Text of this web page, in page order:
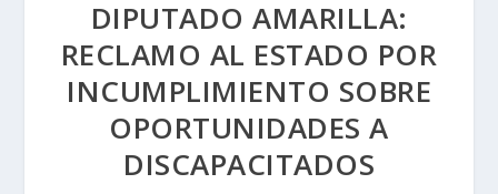
DIPUTADO AMARILLA:
RECLAMO AL ESTADO POR
INCUMPLIMIENTO SOBRE
OPORTUNIDADES A
DISCAPACITADOS